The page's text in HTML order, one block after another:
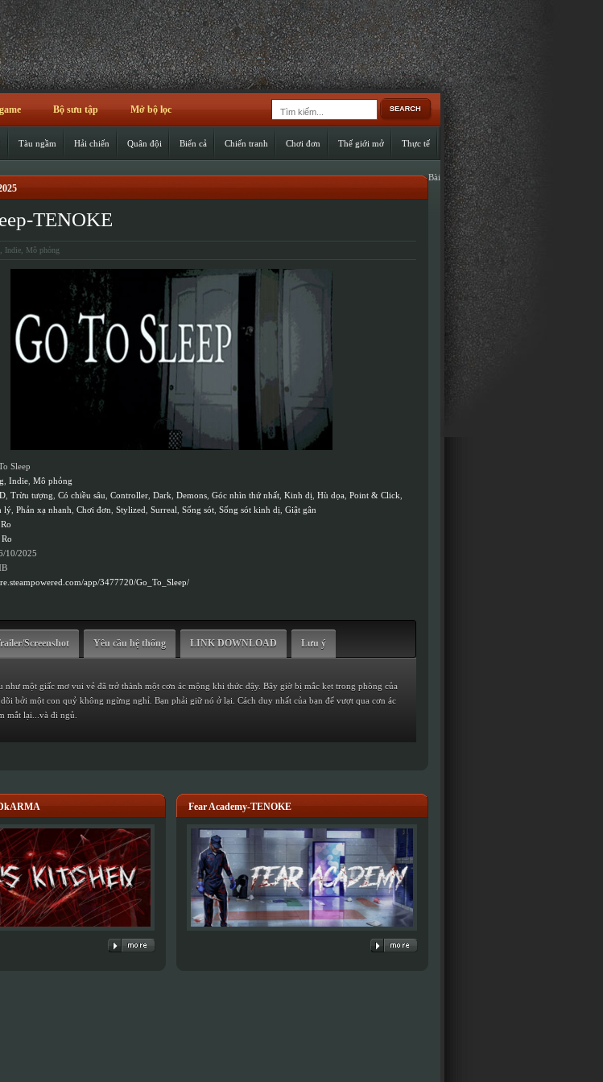
Bộ sưu tập Mở bộ lọc
Tàu ngầm Hải chiến Quân đội Biển cả Chiến tranh Chơi đơn Thế giới mở Thực tế
TENOKE
Indie Mô phỏng
Sleep
Indie Mô phỏng
Trừu tượng Có chiều sâu Controller Dark Demons Góc nhìn thứ nhất Kinh dị Hù dọa Point & Click
lý Phản xạ nhanh Chơi đơn Stylized Surreal Sống sót Sống sót kinh dị Giật gân
10/2025
app/3477720/Go_To_Sleep/
Screenshot Yêu cầu hệ thống LINK DOWNLOAD Lưu ý
như một giấc mơ vui vẻ đã trở thành một cơn ác mộng khi thức dậy. Bây giờ bị mắc kẹt trong phòng của
bởi một con quỷ không ngừng nghỉ. Bạn phải giữ nó ở lại. Cách duy nhất của bạn để vượt qua cơn ác
mắt lại...và đi ngủ.
Bài
Fear Academy-TENOKE